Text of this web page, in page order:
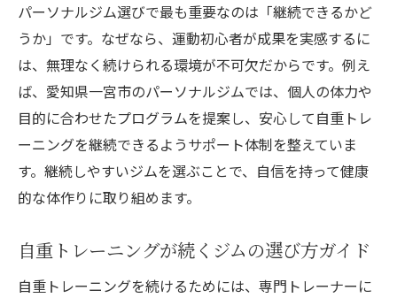
パーソナルジム選びで最も重要なのは「継続できるかど
うか」です。なぜなら、運動初心者が成果を実感するに
は、無理なく続けられる環境が不可欠だからです。例え
ば、愛知県一宮市のパーソナルジムでは、個人の体力や
目的に合わせたプログラムを提案し、安心して自重トレ
ーニングを継続できるようサポート体制を整えていま
す。継続しやすいジムを選ぶことで、自信を持って健康
的な体作りに取り組めます。
自重トレーニングが続くジムの選び方ガイド
自重トレーニングを続けるためには、専門トレーナーに